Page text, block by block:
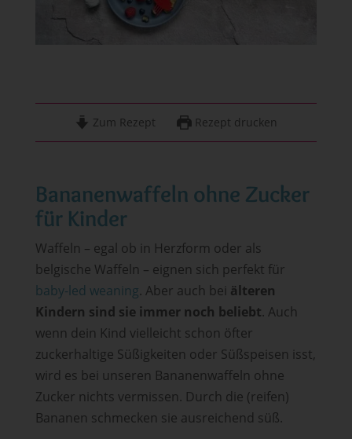
Zum Rezept Rezept drucken
Bananenwaffeln ohne Zucker
für Kinder
Waffeln – egal ob in Herzform oder als
belgische Waffeln – eignen sich perfekt für
baby-led weaning. Aber auch bei älteren
Kindern sind sie immer noch beliebt. Auch
wenn dein Kind vielleicht schon öfter
zuckerhaltige Süßigkeiten oder Süßspeisen isst,
wird es bei unseren Bananenwaffeln ohne
Zucker nichts vermissen. Durch die (reifen)
Bananen schmecken sie ausreichend süß.